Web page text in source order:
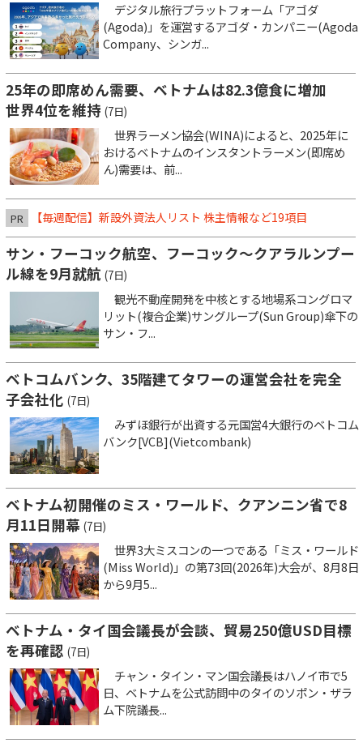
デジタル旅行プラットフォーム「アゴダ
(Agoda)」を運営するアゴダ・カンパニー(Agoda
Company、シンガ...
25年の即席めん需要、ベトナムは82.3億食に増加
世界4位を維持 (7日)
世界ラーメン協会(WINA)によると、2025年に
おけるベトナムのインスタントラーメン(即席め
ん)需要は、前...
PR 【毎週配信】新設外資法人リスト 株主情報など19項目
サン・フーコック航空、フーコック～クアラルンプー
ル線を9月就航 (7日)
観光不動産開発を中核とする地場系コングロマ
リット(複合企業)サングループ(Sun Group)傘下の
サン・フ...
ベトコムバンク、35階建てタワーの運営会社を完全
子会社化 (7日)
みずほ銀行が出資する元国営4大銀行のベトコム
バンク[VCB](Vietcombank)
ベトナム初開催のミス・ワールド、クアンニン省で8
月11日開幕 (7日)
世界3大ミスコンの一つである「ミス・ワールド
(Miss World)」の第73回(2026年)大会が、8月8日
から9月5...
ベトナム・タイ国会議長が会談、貿易250億USD目標
を再確認 (7日)
チャン・タイン・マン国会議長はハノイ市で5
日、ベトナムを公式訪問中のタイのソポン・ザラ
ム下院議長...